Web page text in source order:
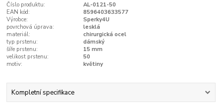
Číslo produktu:
AL-0121-50
EAN kód:
8596403633577
Výrobce:
Sperky4U
povrchová úprava:
lesklá
materiál:
chirurgická ocel
typ prstenu:
dámský
šíře prstenu:
15 mm
velikost prstenu:
50
motiv:
květiny
Kompletní specifikace